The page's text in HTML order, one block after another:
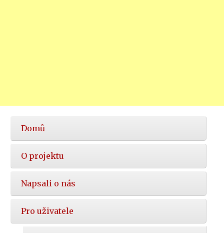
Hlavní
nabídka
Domů
O projektu
Napsali o nás
Pro uživatele